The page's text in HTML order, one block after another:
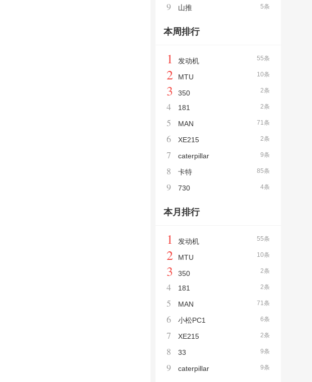
5条
9 山推
本周排行
55条
1 发动机
10条
2 MTU
2条
3 350
2条
4 181
71条
5 MAN
2条
6 XE215
9条
7 caterpillar
85条
8 卡特
4条
9 730
本月排行
55条
1 发动机
10条
2 MTU
2条
3 350
2条
4 181
71条
5 MAN
6条
6 小松PC1
2条
7 XE215
9条
8 33
9条
9 caterpillar